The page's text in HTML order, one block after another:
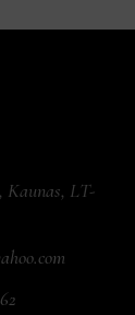
Kaunas, LT-